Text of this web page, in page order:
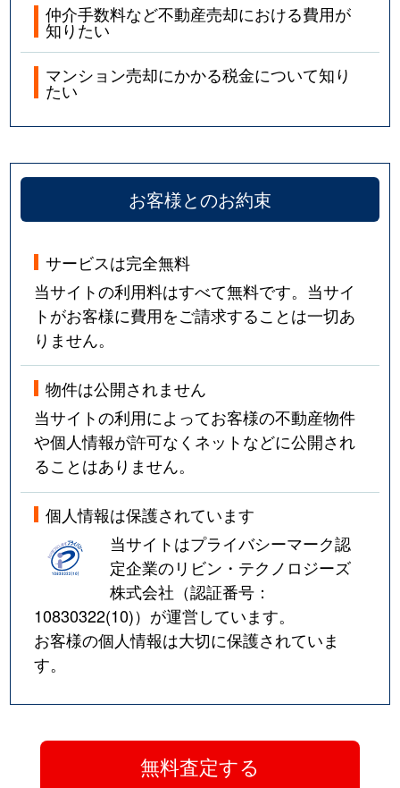
仲介手数料など不動産売却における費用が
知りたい
マンション売却にかかる税金について知り
たい
お客様とのお約束
サービスは完全無料
当サイトの利用料はすべて無料です。当サイ
トがお客様に費用をご請求することは一切あ
りません。
物件は公開されません
当サイトの利用によってお客様の不動産物件
や個人情報が許可なくネットなどに公開され
ることはありません。
個人情報は保護されています
当サイトはプライバシーマーク認
定企業のリビン・テクノロジーズ
株式会社（認証番号：
10830322(10)）が運営しています。
お客様の個人情報は大切に保護されていま
す。